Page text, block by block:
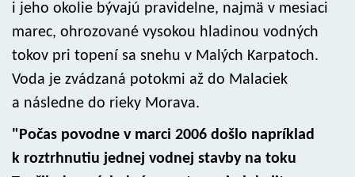
i jeho okolie bývajú pravidelne, najmä v mesiaci
marec, ohrozované vysokou hladinou vodných
tokov pri topení sa snehu v Malých Karpatoch.
Voda je zvádzaná potokmi až do Malaciek
a následne do rieky Morava.
"Počas povodne v marci 2006 došlo napríklad
k roztrhnutiu jednej vodnej stavby na toku